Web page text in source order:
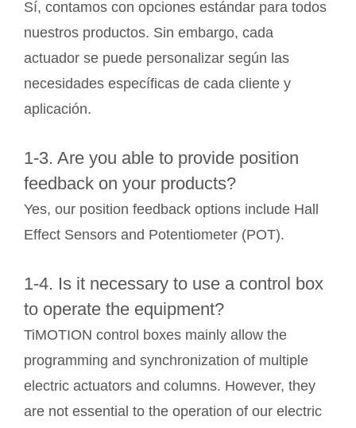
Sí, contamos con opciones estándar para todos
nuestros productos. Sin embargo, cada
actuador se puede personalizar según las
necesidades específicas de cada cliente y
aplicación.
1-3. Are you able to provide position
feedback on your products?
Yes, our position feedback options include Hall
Effect Sensors and Potentiometer (POT).
1-4. Is it necessary to use a control box
to operate the equipment?
TiMOTION control boxes mainly allow the
programming and synchronization of multiple
electric actuators and columns. However, they
are not essential to the operation of our electric